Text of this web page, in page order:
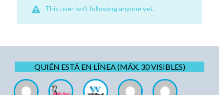
This user isn't following anyone yet.
QUIÉN ESTÁ EN LÍNEA (MÁX. 30 VISIBLES)